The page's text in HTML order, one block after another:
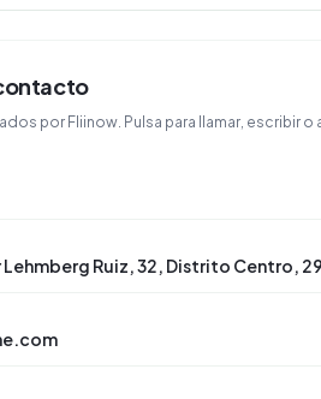
por Fliinow. Pulsa para llamar, escribir o
Ruiz, 32, Distrito Centro,